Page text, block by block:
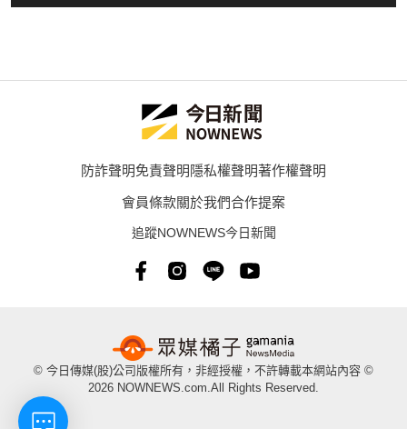
防詐聲明免責聲明隱私權聲明著作權聲明
會員條款關於我們合作提案
追蹤NOWNEWS今日新聞
© 今日傳媒(股)公司版權所有，非經授權，不許轉載本網站內容 ©
2026 NOWNEWS.com.All Rights Reserved.